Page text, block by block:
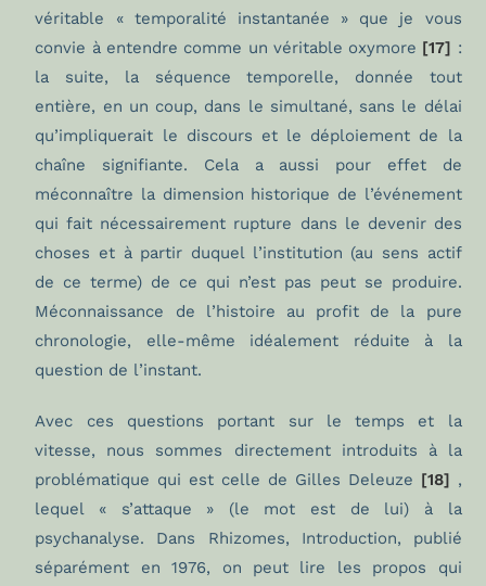
véritable « temporalité instantanée » que je vous
convie à entendre comme un véritable oxymore [17] :
la suite, la séquence temporelle, donnée tout
entière, en un coup, dans le simultané, sans le délai
qu’impliquerait le discours et le déploiement de la
chaîne signifiante. Cela a aussi pour effet de
méconnaître la dimension historique de l’événement
qui fait nécessairement rupture dans le devenir des
choses et à partir duquel l’institution (au sens actif
de ce terme) de ce qui n’est pas peut se produire.
Méconnaissance de l’histoire au profit de la pure
chronologie, elle-même idéalement réduite à la
question de l’instant.
Avec ces questions portant sur le temps et la
vitesse, nous sommes directement introduits à la
problématique qui est celle de Gilles Deleuze [18] ,
lequel « s’attaque » (le mot est de lui) à la
psychanalyse. Dans Rhizomes, Introduction, publié
séparément en 1976, on peut lire les propos qui